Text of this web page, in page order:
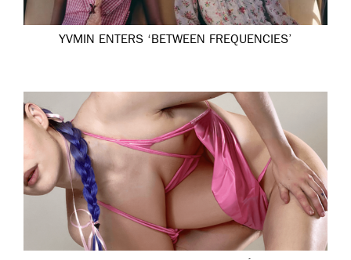
YVMIN ENTERS ‘BETWEEN FREQUENCIES’